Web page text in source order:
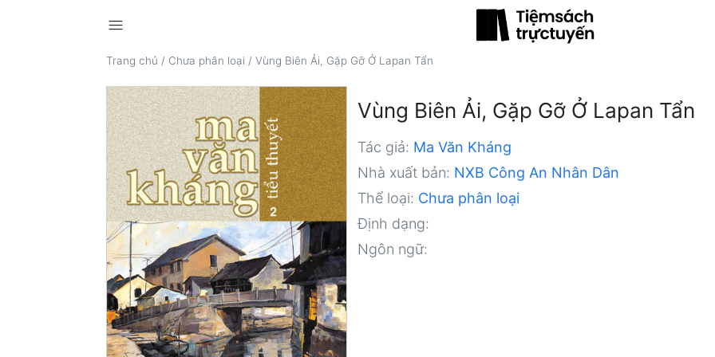
menu
Trang chủ / Chưa phân loại /Vùng Biên Ải, Gặp Gỡ Ở Lapan Tẩn
Vùng Biên Ải, Gặp Gỡ Ở Lapan Tẩn
Tác giả: Ma Văn Kháng
Nhà xuất bản: NXB Công An Nhân Dân
Thể loại: Chưa phân loại
Định dạng:
Ngôn ngữ: